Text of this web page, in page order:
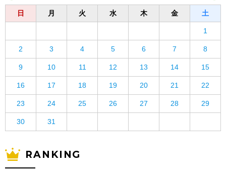
日 月 火 水 木 金 土
1
2 3 4 5 6 7 8
9 10 11 12 13 14 15
16 17 18 19 20 21 22
23 24 25 26 27 28 29
30 31
RANKING